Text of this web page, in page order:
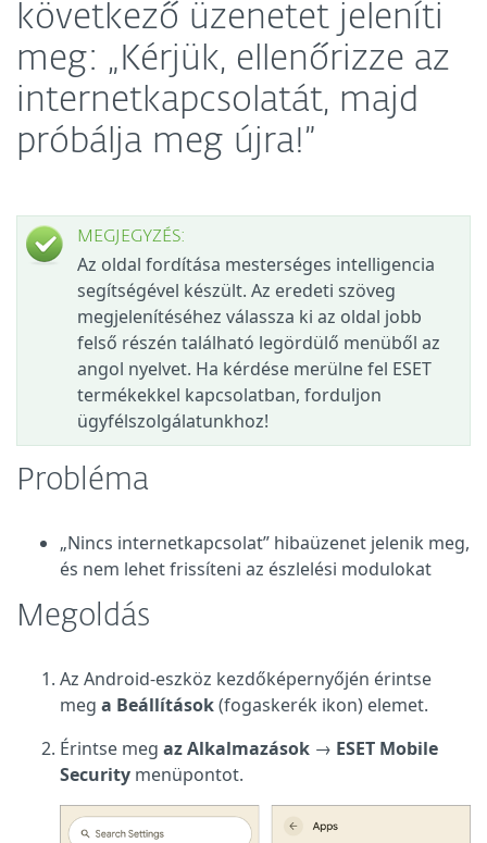
következő üzenetet jeleníti
meg: „Kérjük, ellenőrizze az
internetkapcsolatát, majd
próbálja meg újra!”
MEGJEGYZÉS:
Az oldal fordítása mesterséges intelligencia
segítségével készült. Az eredeti szöveg
megjelenítéséhez válassza ki az oldal jobb
felső részén található legördülő menüből az
angol nyelvet. Ha kérdése merülne fel ESET
termékekkel kapcsolatban, forduljon
ügyfélszolgálatunkhoz!
Probléma
„Nincs internetkapcsolat” hibaüzenet jelenik meg,
és nem lehet frissíteni az észlelési modulokat
Megoldás
Az Android-eszköz kezdőképernyőjén érintse
meg a Beállítások(fogaskerék ikon) elemet.
Érintse meg az Alkalmazások → ESET Mobile
Security menüpontot.